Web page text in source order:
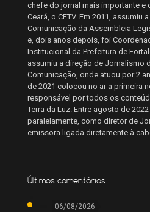
chefe do jornal mais importante e
Ceará, o CETV. Em 2011, assumiu
Comunicação da Assembleia
e, dois anos depois, foi
Institucional da Prefeitura de
assumiu a direção de Jornalismo
Comunicação, onde atuou por 2
de 2021 colocou no ar a primeira
responsável por todos os
Terra da Luz. Entre agosto de
paralelamente, como diretor de
emissora ligada diretamente à
Últimos comentários
06/08/2026